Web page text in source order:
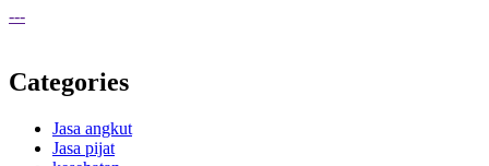
---
Categories
Jasa angkut
Jasa pijat